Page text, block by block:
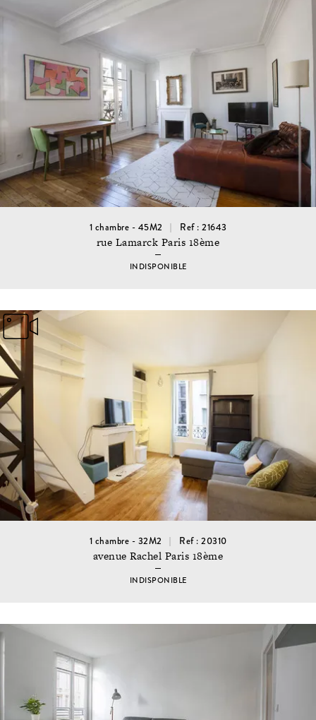
1 chambre - 45M2 Ref : 21643
rue Lamarck Paris 18ème
INDISPONIBLE
1 chambre - 32M2 Ref : 20310
avenue Rachel Paris 18ème
INDISPONIBLE